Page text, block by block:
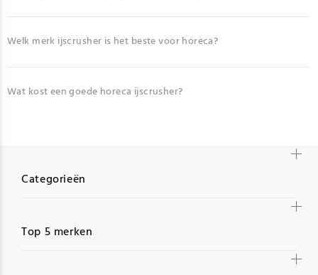
Welk merk ijscrusher is het beste voor horeca?
Wat kost een goede horeca ijscrusher?
Categorieën
Top 5 merken